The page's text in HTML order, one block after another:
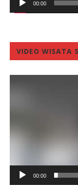
00:00
VIDEO WISATA
00:00